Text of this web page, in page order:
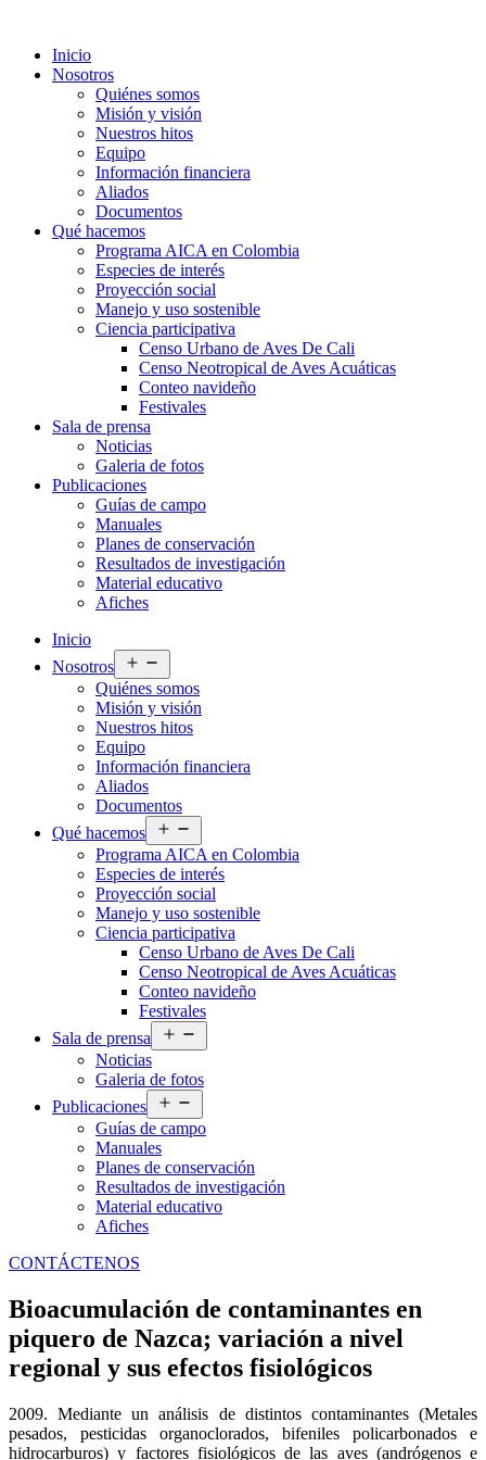
Inicio
Nosotros
Quiénes somos
Misión y visión
Nuestros hitos
Equipo
Información financiera
Aliados
Documentos
Qué hacemos
Programa AICA en Colombia
Especies de interés
Proyección social
Manejo y uso sostenible
Ciencia participativa
Censo Urbano de Aves De Cali
Censo Neotropical de Aves Acuáticas
Conteo navideño
Festivales
Sala de prensa
Noticias
Galeria de fotos
Publicaciones
Guías de campo
Manuales
Planes de conservación
Resultados de investigación
Material educativo
Afiches
Inicio
Nosotros
el
menú
Quiénes somos
Misión y visión
Nuestros hitos
Equipo
Información financiera
Aliados
Documentos
Qué hacemos
el
menú
Programa AICA en Colombia
Especies de interés
Proyección social
Manejo y uso sostenible
Ciencia participativa
Censo Urbano de Aves De Cali
Censo Neotropical de Aves Acuáticas
Conteo navideño
Festivales
Sala de prensa
el
Noticias
Galeria de fotos
Publicaciones
el
menú
Guías de campo
Manuales
Planes de conservación
Resultados de investigación
Material educativo
Afiches
CONTÁCTENOS
Bioacumulación de contaminantes en
piquero de Nazca; variación a nivel
regional y sus efectos fisiológicos
2009. Mediante un análisis de distintos contaminantes (Metales
pesados, pesticidas organoclorados, bifeniles policarbonados e
hidrocarburos) y factores fisiológicos de las aves (andrógenos e